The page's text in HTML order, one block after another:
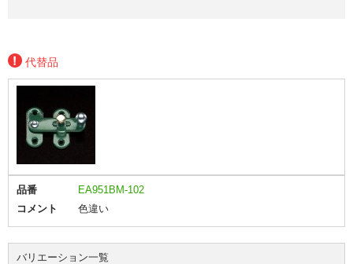
代替品
品番
EA951BM-102
コメント
色違い
バリエーション一覧